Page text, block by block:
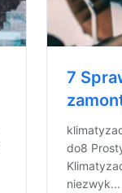
7
do8
niezwyk...